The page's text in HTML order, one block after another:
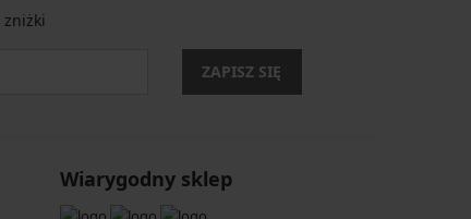
zniżki
ZAPISZ SIĘ
Wiarygodny sklep